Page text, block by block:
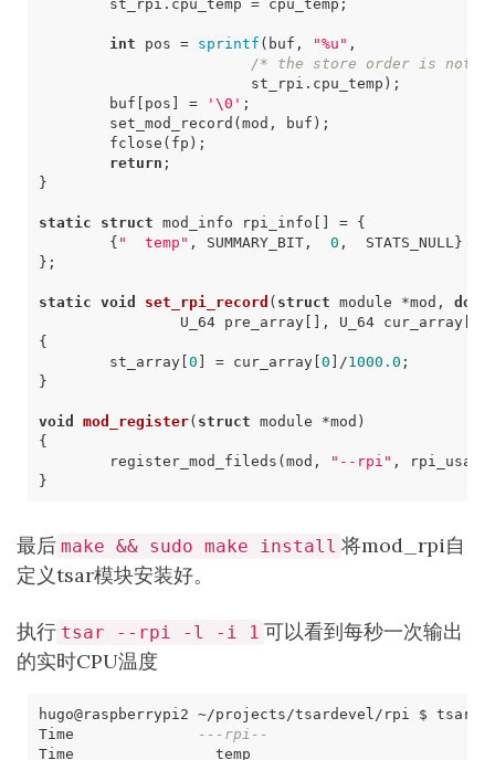
int pos = sprintf (buf, "%u"
/* the store order is not
	buf[pos] =
'\0'
return
static struct
	{
"  temp" , SUMMARY_BIT, 0
static void set_rpi_record ( struct module *mod,
U_64 pre_array[], U_64
	st_array[
0 ] = cur_array[0 ]/1000.0
void mod_register( struct module *mod)
	register_mod_fileds(mod,
"--rpi" ,
最后 make && sudo make install 将mod_rpi自
定义tsar模块安装好。
执行 tsar --rpi -l -i 1 可以看到每秒一次输出
的实时CPU温度
hugo@raspberrypi2 ~/projects/tsardevel/rpi $ tsar
Time
---rpi--